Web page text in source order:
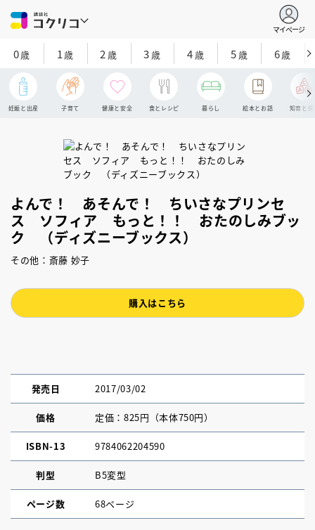
マイページ
0歳 1歳 2 歳 3歳 4歳 5歳 6歳
妊娠と出産 子育て 健康と安全 食とレシピ 暮らし 絵本とお話 知育と探
よんで！ あそんで！ ちいさなプリンセ
ス ソフィア もっと！！ おたのしみブッ
ク （ディズニーブックス）
その他：斎藤 妙子
購入はこちら
発売日 2017/03/02
価格 定価：825円（本体750円）
ISBN-13 9784062204590
判型 B5変型
ページ数 68ページ